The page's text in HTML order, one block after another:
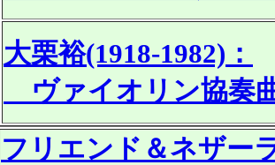
大栗裕(1918-1982)：
ヴァイオリン協奏
フリエンド＆ネザー